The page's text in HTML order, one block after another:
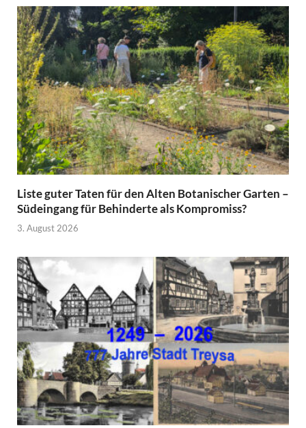
Liste guter Taten für den Alten Botanischer Garten –
Südeingang für Behinderte als Kompromiss?
3. August 2026